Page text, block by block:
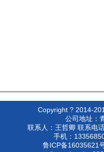
Copyright ? 2014-
公司地址：
联系人：王哲卿 联系电
手机：
鲁ICP备16035621